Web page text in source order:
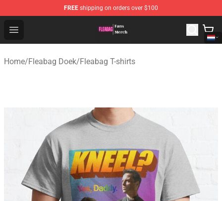
FREE shipping on orders over $100
Open menu
Fleabag Store - Official Fleabag Merchandise Shop
Home/Fleabag Doek/Fleabag T-shirts